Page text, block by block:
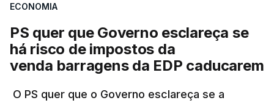
Não há prazos fixados para a conclusão desta
avaliação à Polícia Judiciária.
Do início da polémica com a revelação de obras a
título pessoal, numa propriedade no Alentejo, feitas
pelo mesmo empreiteiro contratado 17 vezes para
ECONOMIA
PS quer que Governo esclareça se
há risco de impostos da
venda barragens da EDP caducarem
O PS quer que o Governo esclareça se a